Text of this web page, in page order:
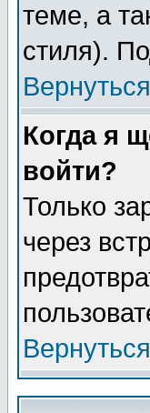
теме, а
стиля).
Когда я
войти?
Только
через